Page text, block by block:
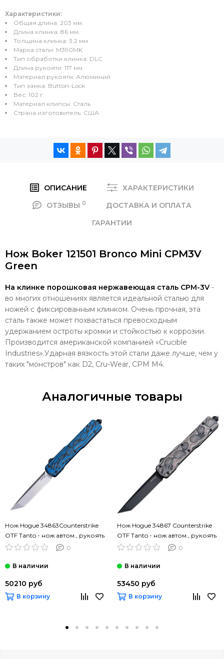
Характеристики:
Общая длина: 203 мм.
Длина клинка: 86 мм.
Толщина клинка: 3,2 мм.
Марка стали: M390MK
Тип обработки клинка: DLC
Длина рукояти: 117 мм.
Материал рукояти: Алюминий
Тип замка: Button-Lock
Вес: 102 г.
Материал клипсы: Сталь
Страна изготовитель: США
ОПИСАНИЕ
ХАРАКТЕРИСТИКИ
ОТЗЫВЫ 0
ДОСТАВКА И ОПЛАТА
ГАРАНТИИ
Нож Boker 121501 Bronco Mini CPM3V
Green
На клинке порошковая нержавеющая сталь CPM-3V -
во многих отношениях является идеальной сталью для
ножей с фиксированным клинком. Очень прочная, эта
сталь также может похвастаться превосходным
удержанием остроты кромки и стойкостью к коррозии.
Производится американской компанией «Crucible
Industries».Ударная вязкость этой стали даже лучше, чем у
таких "монстров" как D2, Cru-Wear, CPM M4.
Аналогичные товары
Нож Hogue 34863Counterstrike
OTF Tanto - нож автом., рукоять
цветн. G10, клинок CPM 20CV
0
50210 руб
В корзину
Нож Hogue 34867 Counterstrike
OTF Tanto - нож автом., рукоять
коричн. G10, черн. клинок CPM
0
53450 руб
В корзину